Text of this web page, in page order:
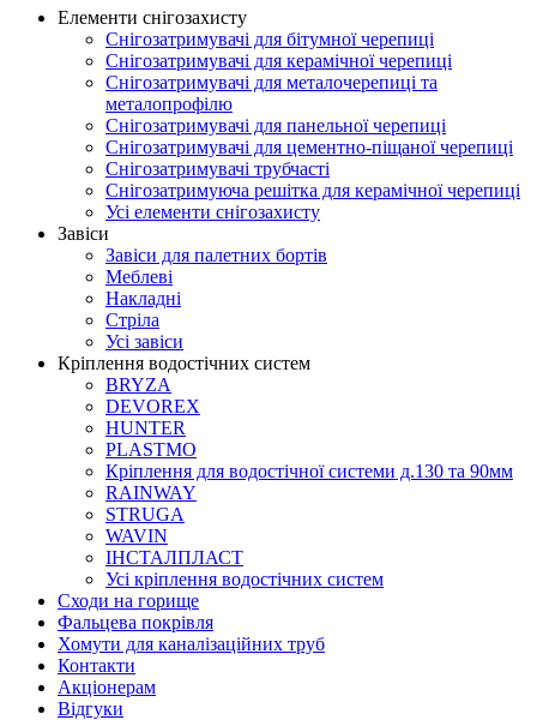
Елементи снігозахисту
Снігозатримувачі для бітумної черепиці
Снігозатримувачі для керамічної черепиці
Снігозатримувачі для металочерепиці та
металопрофілю
Снігозатримувачі для панельної черепиці
Снігозатримувачі для цементно-піщаної черепиці
Снігозатримувачі трубчасті
Снігозатримуюча решітка для керамічної черепиці
Усі елементи снігозахисту
Завіси
Завіси для палетних бортів
Меблеві
Накладні
Стріла
Усі завіси
Кріплення водостічних систем
BRYZA
DEVOREX
HUNTER
PLASTMO
Кріплення для водостічної системи д.130 та 90мм
RAINWAY
STRUGA
WAVIN
ІНСТАЛПЛАСТ
Усі кріплення водостічних систем
Сходи на горище
Фальцева покрівля
Хомути для каналізаційних труб
Контакти
Акціонерам
Відгуки